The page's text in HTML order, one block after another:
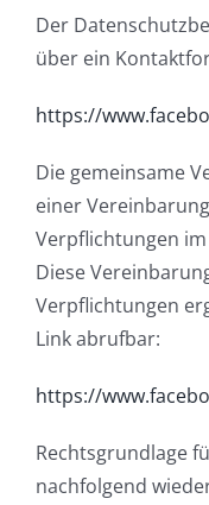
Der
über ein
https://
Die gemeinsame
einer
Verpflichtungen im
Diese
Verpflichtungen
Link abrufbar:
https://
Rechtsgrundlage
nachfolgend